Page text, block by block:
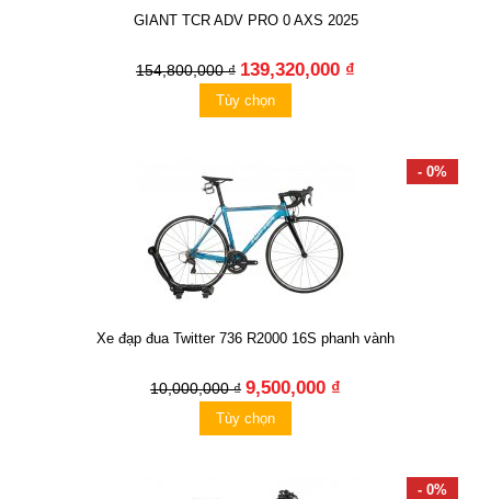
GIANT TCR ADV PRO 0 AXS 2025
154,800,000 ₫ 139,320,000 ₫
Tùy chọn
- 0%
Xe đạp đua Twitter 736 R2000 16S phanh vành
10,000,000 ₫ 9,500,000 ₫
Tùy chọn
- 0%